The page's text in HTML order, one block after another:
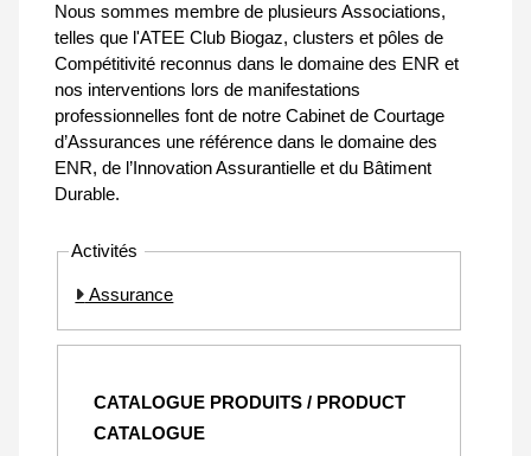
Nous sommes membre de plusieurs Associations,
telles que l'ATEE Club Biogaz, clusters et pôles de
Compétitivité reconnus dans le domaine des ENR et
nos interventions lors de manifestations
professionnelles font de notre Cabinet de Courtage
d’Assurances une référence dans le domaine des
ENR, de l’Innovation Assurantielle et du Bâtiment
Durable.
Activités
Assurance
CATALOGUE PRODUITS / PRODUCT
CATALOGUE